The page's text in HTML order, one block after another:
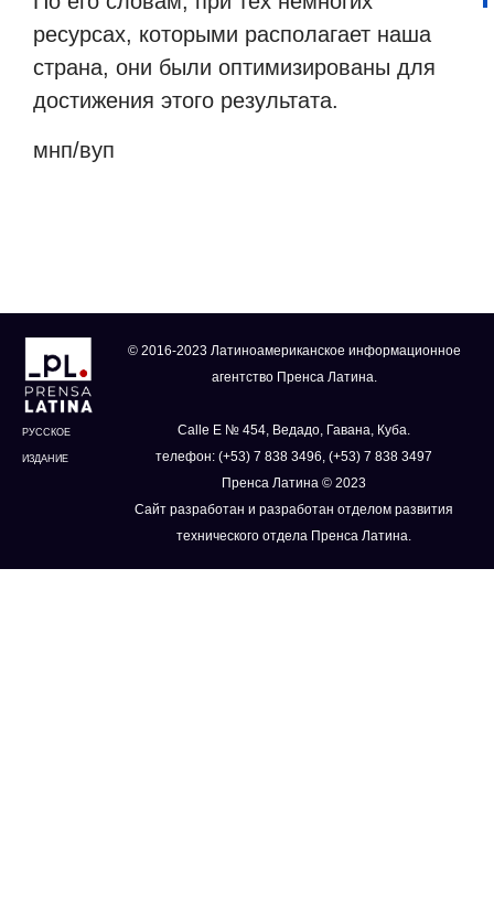
ресурсах, которыми располагает наша
страна, они были оптимизированы для
достижения этого результата.
мнп/вуп
РУССКОЕ
ИЗДАНИЕ
© 2016-2023 Латиноамериканское информационное
агентство Пренса Латина.
Calle E № 454, Ведадо, Гавана, Куба.
телефон: (+53) 7 838 3496, (+53) 7 838 3497
Пренса Латина © 2023
Сайт разработан и разработан отделом развития
технического отдела Пренса Латина.